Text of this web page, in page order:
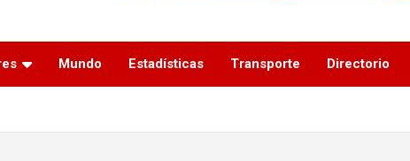
Mundo Estadísticas Transporte Directorio